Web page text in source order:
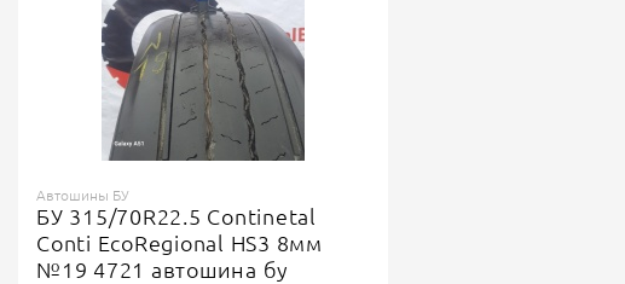
Автошины БУ
БУ 315/70R22.5 Continetal
Conti EcoRegional HS3 8мм
№19 4721 автошина бу